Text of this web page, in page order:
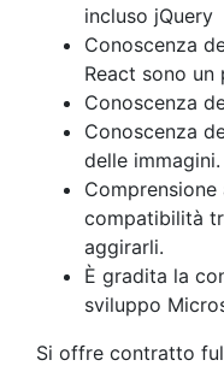
incluso jQuery
Conoscenza
React sono un
Conoscenza
Conoscenza
delle immagini.
compatibilità
aggirarli.
È gradita la
sviluppo
Si offre contratto